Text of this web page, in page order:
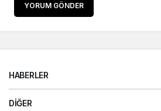
YORUM GÖNDER
HABERLER
DIĞER